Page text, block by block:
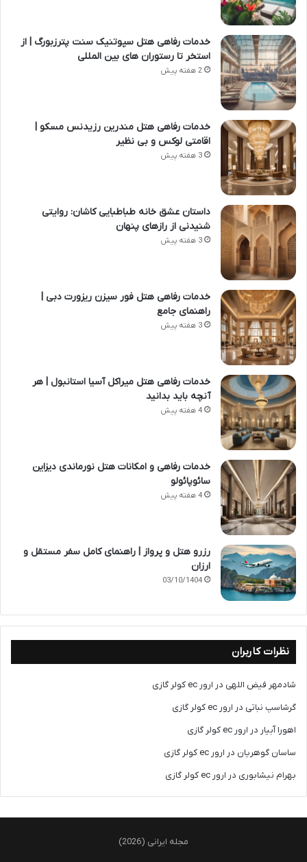
خدمات رفاهی هتل سپوتنیک سنت پترزبورگ | از
استخر تا رستوران های بین المللی
2 هفته پیش
خدمات رفاهی هتل مندرین رزیدنس مسکو |
اقامتی لوکس و بی نظیر
3 هفته پیش
داستان عشق خانه طباطبایی کاشان: روایتی
شنیدنی از رازهای پنهان
3 هفته پیش
خدمات رفاهی هتل فور سیزن ریزورت دبی |
راهنمای جامع
3 هفته پیش
خدمات رفاهی هتل میراکل آسیا استانبول | هر
آنچه باید بدانید
4 هفته پیش
خدمات رفاهی و امکانات هتل نورماندی دیزاین
سائوپائولو
4 هفته پیش
رزرو هتل و پرواز | راهنمای کامل سفر مستقل و
ارزان
03/10/1404
نظرات کاربران
شادمهر فیض اللهی در ارور ec کولر گازی
گرشاسپ نباتی در ارور ec کولر گازی
اهورا آبیار در ارور ec کولر گازی
ساسان گوهریان در ارور ec کولر گازی
بهرام نیشابوری در ارور ec کولر گازی
مجله ایرانی (2026)